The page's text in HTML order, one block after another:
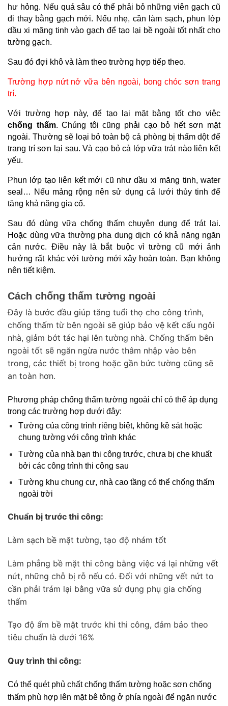
hư hỏng. Nếu quá sâu có thể phải bỏ những viên gạch cũ
đi thay bằng gạch mới. Nếu nhẹ, cần làm sạch, phun lớp
dầu xi măng tinh vào gạch để tạo lại bề ngoài tốt nhất cho
tường gạch.
Sau đó đợi khô và làm theo trường hợp tiếp theo.
Trường hợp nứt nở vữa bên ngoài, bong chóc sơn trang
trí.
chống thấm. Chúng tôi cũng phải cạo bỏ hết sơn mặt
ngoài. Thường sẽ loại bỏ toàn bộ cả phòng bị thấm dột để
trang trí sơn lại sau. Và cạo bỏ cả lớp vữa trát nào liên kết
yếu.
Phun lớp tạo liên kết mới cũ như dầu xi măng tinh, water
seal… Nếu mảng rộng nên sử dụng cả lưới thủy tinh để
tăng khả năng gia cố.
Sau đó dùng vữa chống thấm chuyên dụng để trát lại.
Hoặc dùng vữa thường pha dung dịch có khả năng ngăn
cản nước. Điều này là bắt buộc vì tường cũ mới ảnh
hưởng rất khác với tường mới xây hoàn toàn. Bạn không
nên tiết kiệm.
Cách chống thấm tường ngoài
Đây là bước đầu giúp tăng tuổi thọ cho công trình,
chống thấm từ bên ngoài sẽ giúp bảo vệ kết cấu ngôi
nhà, giảm bớt tác hại lên tường nhà. Chống thấm bên
ngoài tốt sẽ ngăn ngừa nước thâm nhập vào bên
trong, các thiết bị trong hoặc gần bức tường cũng sẽ
an toàn hơn.
Phương pháp chống thấm tường ngoài chỉ có thể áp dụng
trong các trường hợp dưới đây:
Tường của công trình riêng biệt, không kề sát hoặc
chung tường với công trình khác
Tường của nhà bạn thi công trước, chưa bị che khuất
bởi các công trình thi công sau
Tường khu chung cư, nhà cao tầng có thể chống thấm
ngoài trời
Chuẩn bị trước thi công:
Làm sạch bề mặt tường, tạo độ nhám tốt
Làm phẳng bề mặt thi công bằng việc vá lại những vết
nứt, những chỗ bị rỗ nếu có. Đối với những vết nứt to
cần phải trám lại bằng vữa sử dụng phụ gia chống
thấm
Tạo độ ẩm bề mặt trước khi thi công, đảm bảo theo
tiêu chuẩn là dưới 16%
Quy trình thi công:
Có thể quét phủ chất chống thấm tường hoặc sơn chống
thấm phù hợp lên mặt bê tông ở phía ngoài để ngăn nước